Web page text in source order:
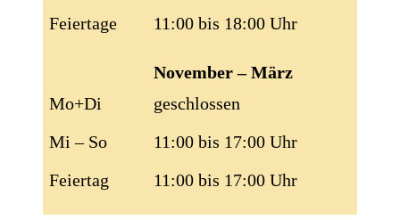
Feiertage
11:00 bis 18:00 Uhr
November – März
Mo+Di
Mi – So
Feiertag
geschlossen
11:00 bis 17:00 Uhr
11:00 bis 17:00 Uhr